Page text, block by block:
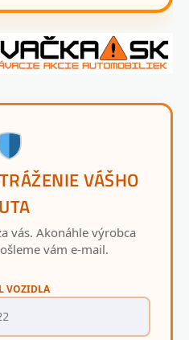
VÁŠHO
vás. Akonáhle výrobca
vám e-mail.
VOZIDLA